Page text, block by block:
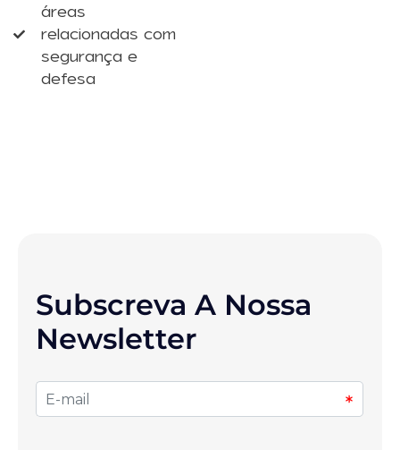
áreas
relacionadas com
segurança e
defesa
Subscreva A Nossa
Newsletter